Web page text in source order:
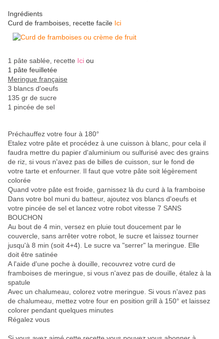
Ingrédients
Curd de framboises, recette facile Ici
1 pâte sablée, recette Ici ou
1 pâte feuilletée
Meringue française
3 blancs d'oeufs
135 gr de sucre
1 pincée de sel
Préchauffez votre four à 180°
Etalez votre pâte et procédez à une cuisson à blanc, pour cela il
faudra mettre du papier d'aluminium ou sulfurisé avec des grains
de riz, si vous n'avez pas de billes de cuisson, sur le fond de
votre tarte et enfourner. Il faut que votre pâte soit légèrement
colorée
Quand votre pâte est froide, garnissez là du curd à la framboise
Dans votre bol muni du batteur, ajoutez vos blancs d'oeufs et
votre pincée de sel et lancez votre robot vitesse 7 SANS
BOUCHON
Au bout de 4 min, versez en pluie tout doucement par le
couvercle, sans arrêter votre robot, le sucre et laissez tourner
jusqu'à 8 min (soit 4+4). Le sucre va "serrer" la meringue. Elle
doit être satinée
A l'aide d'une poche à douille, recouvrez votre curd de
framboises de meringue, si vous n'avez pas de douille, étalez à la
spatule
Avec un chalumeau, colorez votre meringue. Si vous n'avez pas
de chalumeau, mettez votre four en position grill à 150° et laissez
colorer pendant quelques minutes
Régalez vous